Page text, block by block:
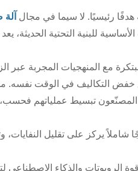
هدفًا رئيسيًا. لا سيما في مجال آلة
مع المنهجيات المجربة عبر
خفض التكاليف في الوقت نفسه.